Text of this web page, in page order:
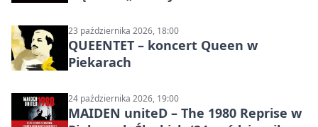
23 października 2026, 18:00
QUEENTET – koncert Queen w
Piekarach
24 października 2026, 19:00
MAIDEN uniteD – The 1980 Reprise w